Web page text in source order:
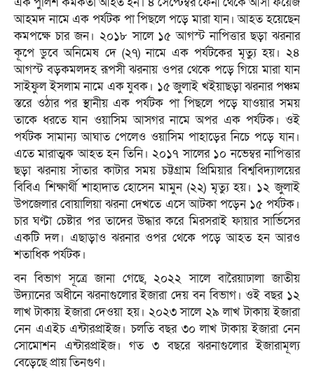
আহমদ নামে এক পর্যটক পা পিছলে পড়ে মারা যান। আহত হয়েছেন
কমপক্ষে চার জন। ২০১৮ সালে ১৫ আগস্ট নাপিত্তার ছড়া ঝরনার
কূপে ডুবে অনিমেষ দে (২৭) নামে এক পর্যটকের মৃত্যু হয়। ২৪
আগস্ট বড়কমলদহ রূপসী ঝরনায় ওপর থেকে পড়ে গিয়ে মারা যান
সাইফুল ইসলাম নামে এক যুবক। ১৫ জুলাই খইয়াছড়া ঝরনার পঞ্চম
স্তরে ওঠার পর স্থানীয় এক পর্যটক পা পিছলে পড়ে যাওয়ার সময়
তাকে ধরতে যান ওয়াসিম আসগর নামে অপর এক পর্যটক। ওই
পর্যটক সামান্য আঘাত পেলেও ওয়াসিম পাহাড়ের নিচে পড়ে যান।
এতে মারাত্মক আহত হন তিনি। ২০১৭ সালের ১০ নভেম্বর নাপিত্তার
ছড়া ঝরনায় সাঁতার কাটার সময় চট্টগ্রাম প্রিমিয়ার বিশ্ববিদ্যালয়ের
বিবিএ শিক্ষার্থী শাহাদাত হোসেন মামুন (২২) মৃত্যু হয়। ১২ জুলাই
উপজেলার বোয়ালিয়া ঝরনা দেখতে এসে আটকা পড়েন ১৫ পর্যটক।
চার ঘণ্টা চেষ্টার পর তাদের উদ্ধার করে মিরসরাই ফায়ার সার্ভিসের
একটি দল। এছাড়াও ঝরনার ওপর থেকে পড়ে আহত হন আরও
শতাধিক পর্যটক।
বন বিভাগ সূত্রে জানা গেছে, ২০২২ সালে বারৈয়াঢালা জাতীয়
উদ্যানের অধীনে ঝরনাগুলোর ইজারা দেয় বন বিভাগ। ওই বছর ১২
লাখ টাকায় ইজারা দেওয়া হয়। ২০২৩ সালে ২৯ লাখ টাকায় ইজারা
নেন এএইচ এন্টারপ্রাইজ। চলতি বছর ৩০ লাখ টাকায় ইজারা নেন
সোমোশন এন্টারপ্রাইজ। গত ৩ বছরে ঝরনাগুলোর ইজারামূল্য
বেড়েছে প্রায় তিনগুণ।